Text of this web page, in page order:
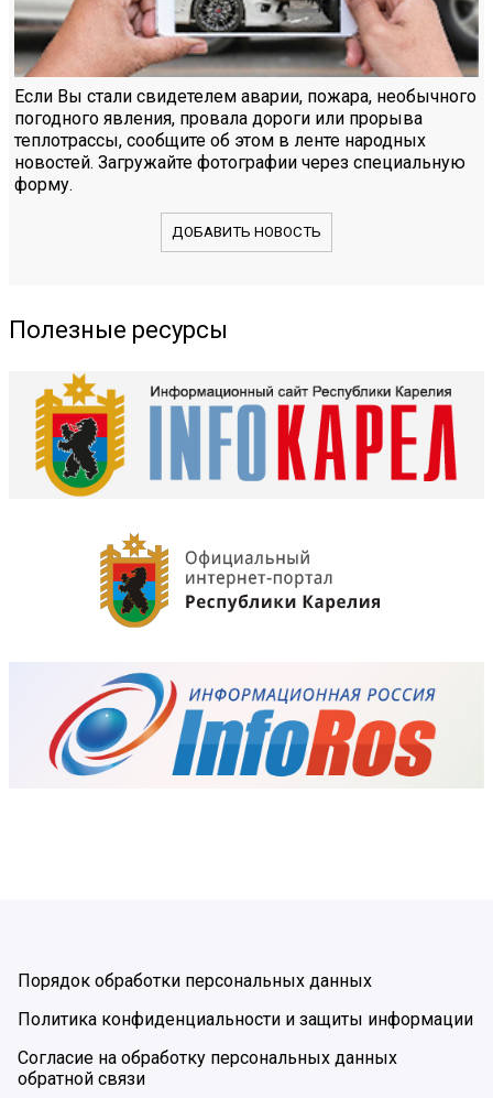
Если Вы стали свидетелем аварии, пожара, необычного
погодного явления, провала дороги или прорыва
теплотрассы, сообщите об этом в ленте народных
новостей. Загружайте фотографии через специальную
форму.
ДОБАВИТЬ НОВОСТЬ
Полезные ресурсы
Порядок обработки персональных данных
Политика конфиденциальности и защиты информации
Согласие на обработку персональных данных
обратной связи